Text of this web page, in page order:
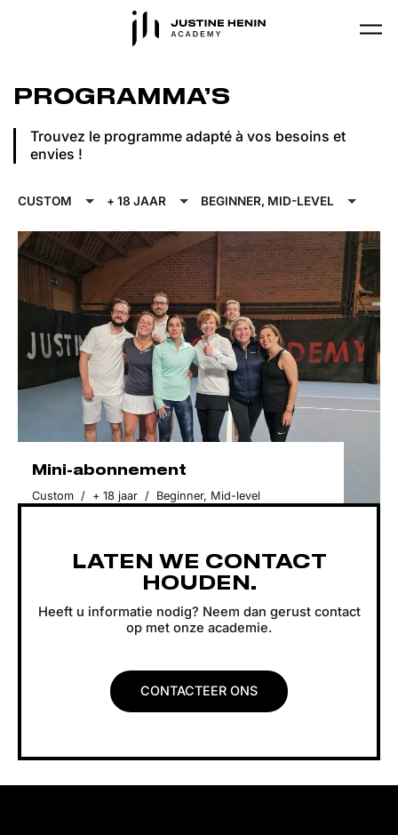
Skip to main content
PROGRAMMA’S
Trouvez le programme adapté à vos besoins et
envies !
CUSTOM + 18 JAAR BEGINNER, MID-LEVEL
Mini-abonnement
Custom / + 18 jaar / Beginner, Mid-level
LATEN WE CONTACT
HOUDEN.
Heeft u informatie nodig? Neem dan gerust contact
op met onze academie.
CONTACTEER ONS